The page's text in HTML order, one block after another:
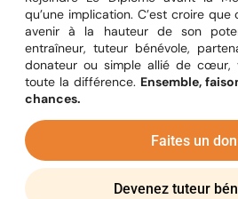
qu’une implication. C’est croire
avenir à la hauteur de son
entraîneur, tuteur bénévole,
donateur ou simple allié de cœur,
toute la différence. Ensemble,
chances.
Faites un don
Devenez tuteur